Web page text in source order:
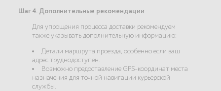
Шаг 4. Дополнительные рекомендации
Для упрощения процесса доставки рекомендуем
также указывать дополнительную информацию:
Детали маршрута проезда, особенно если ваш
адрес труднодоступен.
Возможно предоставление GPS-координат места
назначения для точной навигации курьерской
службы.